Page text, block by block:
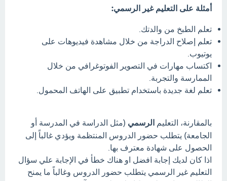
أمثلة على التعليم غير الرسمي:
تعلم الطبخ من والدتك.
تعلم إصلاح الدراجة من خلال مشاهدة فيديوهات على
يوتيوب.
اكتساب مهارات في التصوير الفوتوغرافي من خلال
الممارسة والتجربة.
تعلم لغة جديدة باستخدام تطبيق على الهاتف المحمول.
بالمقارنة، التعليم الرسمي (مثل الدراسة في المدرسة أو
الجامعة) يتطلب حضور الدروس المنتظمة ويؤدي غالباً إلى
الحصول على شهادة معترف بها.
اذا كان لديك إجابة افضل او هناك خطأ في الإجابة علي سؤال
التعليم غير الرسمي يتطلب حضور الدروس وغالباً ما يمنح